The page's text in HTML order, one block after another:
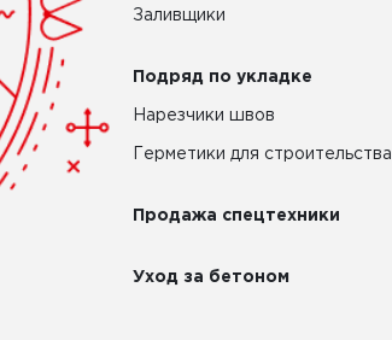
Заливщики
Подряд по укладке
Нарезчики швов
Герметики для строительства
Продажа спецтехники
Уход за бетоном